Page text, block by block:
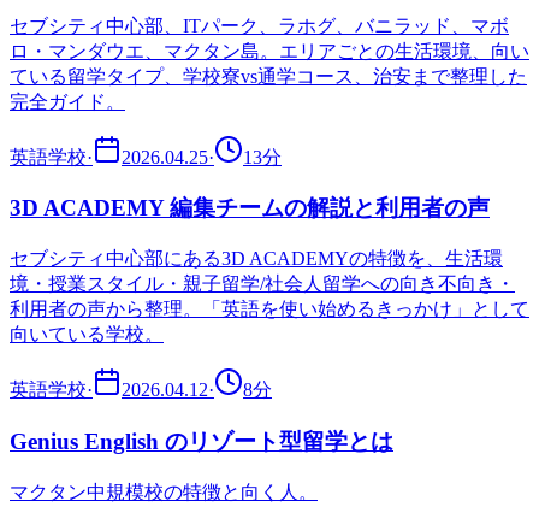
セブシティ中心部、ITパーク、ラホグ、バニラッド、マボ
ロ・マンダウエ、マクタン島。エリアごとの生活環境、向い
ている留学タイプ、学校寮vs通学コース、治安まで整理した
完全ガイド。
英語学校· 2026.04.25· 13分
3D ACADEMY 編集チームの解説と利用者の声
セブシティ中心部にある3D ACADEMYの特徴を、生活環
境・授業スタイル・親子留学/社会人留学への向き不向き・
利用者の声から整理。「英語を使い始めるきっかけ」として
向いている学校。
英語学校· 2026.04.12· 8分
Genius English のリゾート型留学とは
マクタン中規模校の特徴と向く人。